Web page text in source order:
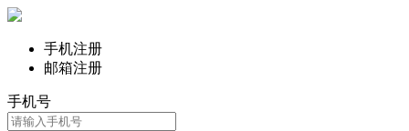
手机注册
邮箱注册
手机号